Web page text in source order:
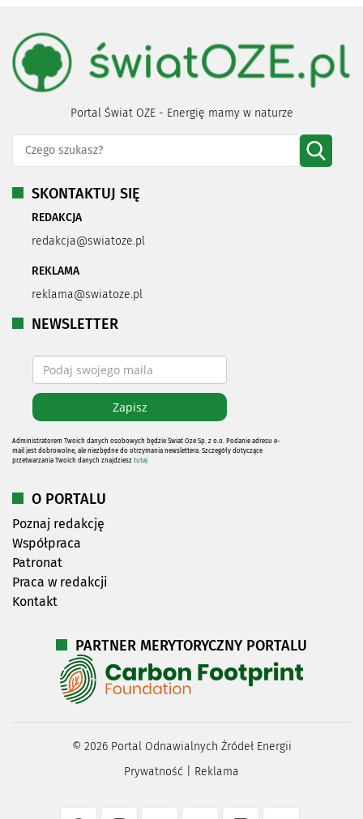
Portal Świat OZE - Energię mamy w naturze
SKONTAKTUJ SIĘ
REDAKCJA
redakcja@swiatoze.pl
REKLAMA
reklama@swiatoze.pl
NEWSLETTER
Administratorem Twoich danych osobowych będzie Świat Oze Sp. z o.o. Podanie adresu e-
mail jest dobrowolne, ale niezbędne do otrzymania newslettera. Szczegóły dotyczące
przetwarzania Twoich danych znajdziesz tutaj
O PORTALU
Poznaj redakcję
Współpraca
Patronat
Praca w redakcji
Kontakt
PARTNER MERYTORYCZNY PORTALU
© 2026Portal Odnawialnych Źródeł Energii
Prywatność
Reklama